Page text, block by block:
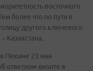
восточного
более что по пути в
другого ключевого
Казахстана.
Пекине 23 мая
ответном визите в